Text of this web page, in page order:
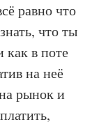
равно что
что ты
как в поте
на неё
рынок и